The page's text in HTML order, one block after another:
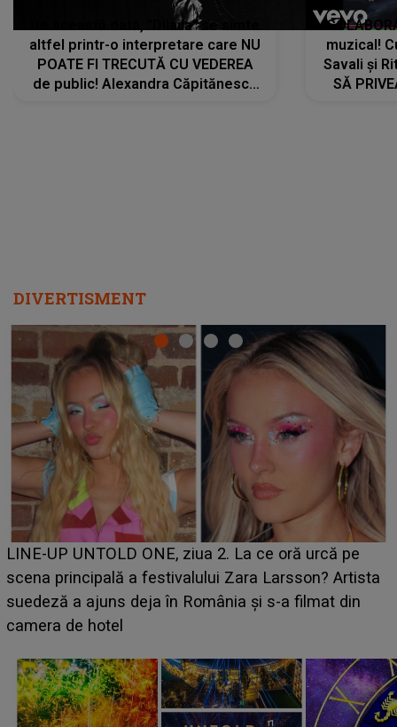
De această dată, "Dilaila" se simte
altfel printr-o interpretare care NU
POATE FI TRECUTĂ CU VEDEREA
de public! Alexandra Căpitănescu
muzical!
Savali și
SĂ
DIVERTISMENT
Ce a dezvăluit noua concurentă din "Casa Iubirii" l-a
luat prin surprindere pe Emanuel. CINE ESTE
BĂIATUL VIZAT de Alexandra?! Aflându-se în fața
faptului împlinit, A RECUNOSCUT IMEDIAT: "Am